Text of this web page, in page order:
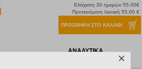
Ελάχιστη 30 ημερών 55.00€
Προτεινόμενη λιανική 55.00 €
ΠΡΟΣΘΗΚΗ ΣΤΟ ΚΑΛΑΘΙ
ΑΝΑΛΥΤΙΚΑ